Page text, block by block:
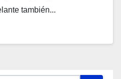
también...